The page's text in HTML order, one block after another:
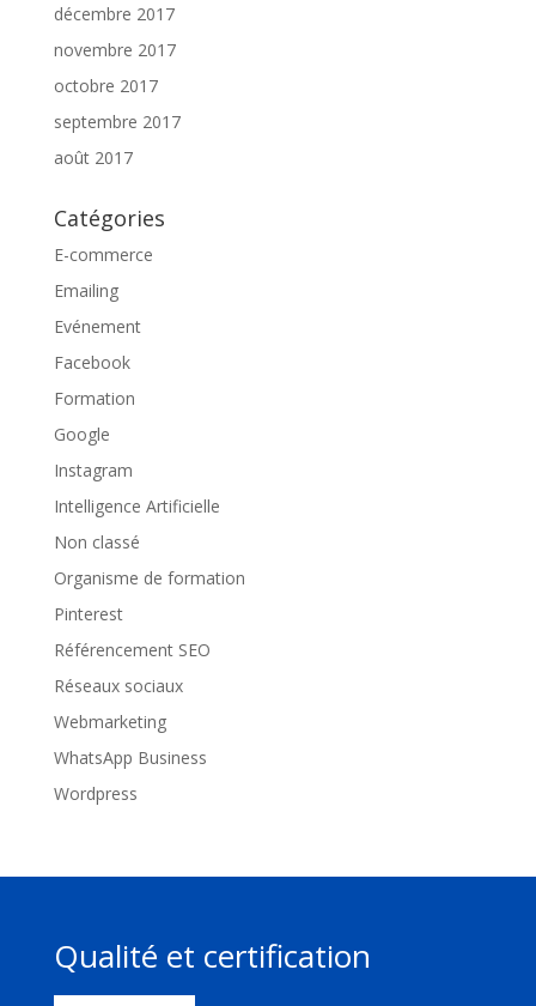
décembre 2017
novembre 2017
octobre 2017
septembre 2017
août 2017
Catégories
E-commerce
Emailing
Evénement
Facebook
Formation
Google
Instagram
Intelligence Artificielle
Non classé
Organisme de formation
Pinterest
Référencement SEO
Réseaux sociaux
Webmarketing
WhatsApp Business
Wordpress
Qualité et certification